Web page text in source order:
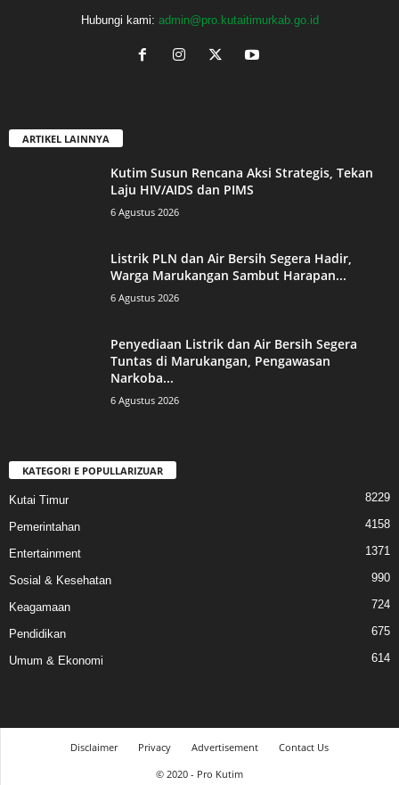
Hubungi kami: admin@pro.kutaitimurkab.go.id
ARTIKEL LAINNYA
Kutim Susun Rencana Aksi Strategis, Tekan
Laju HIV/AIDS dan PIMS
6 Agustus 2026
Listrik PLN dan Air Bersih Segera Hadir,
Warga Marukangan Sambut Harapan...
6 Agustus 2026
Penyediaan Listrik dan Air Bersih Segera
Tuntas di Marukangan, Pengawasan
Narkoba...
6 Agustus 2026
KATEGORI E POPULLARIZUAR
Kutai Timur 8229
Pemerintahan 4158
Entertainment 1371
Sosial & Kesehatan 990
Keagamaan 724
Pendidikan 675
Umum & Ekonomi 614
Disclaimer Privacy Advertisement
Contact Us
© 2020 - Pro Kutim